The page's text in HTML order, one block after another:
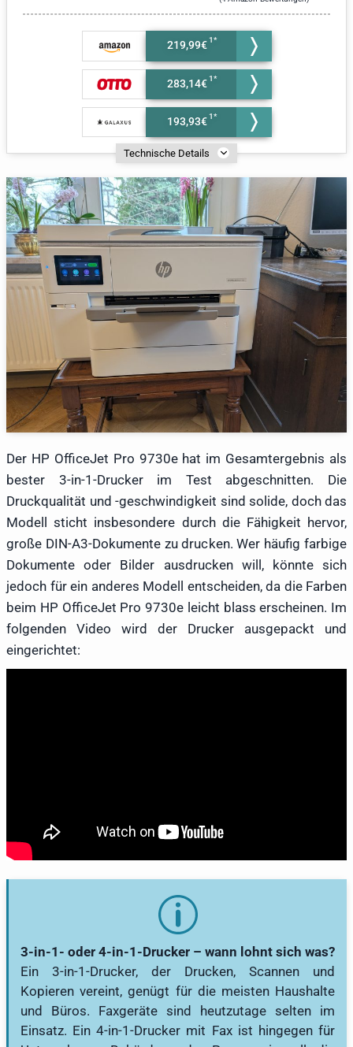
219,99€
283,14€
193,93€
Technische Details
Der HP OfficeJet Pro 9730e hat im Gesamtergebnis als
bester 3-in-1-Drucker im Test abgeschnitten. Die
Druckqualität und -geschwindigkeit sind solide, doch das
Modell sticht insbesondere durch die Fähigkeit hervor,
große DIN-A3-Dokumente zu drucken. Wer häufig farbige
Dokumente oder Bilder ausdrucken will, könnte sich
jedoch für ein anderes Modell entscheiden, da die Farben
beim HP OfficeJet Pro 9730e leicht blass erscheinen. Im
folgenden Video wird der Drucker ausgepackt und
eingerichtet:
3-in-1- oder 4-in-1-Drucker – wann lohnt sich was?
Ein 3-in-1-Drucker, der Drucken, Scannen und
Kopieren vereint, genügt für die meisten Haushalte
und Büros. Faxgeräte sind heutzutage selten im
Einsatz. Ein 4-in-1-Drucker mit Fax ist hingegen für